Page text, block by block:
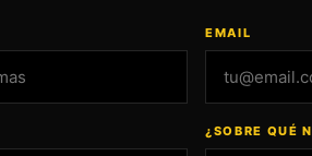
EMAIL
¿SOBRE QUÉ